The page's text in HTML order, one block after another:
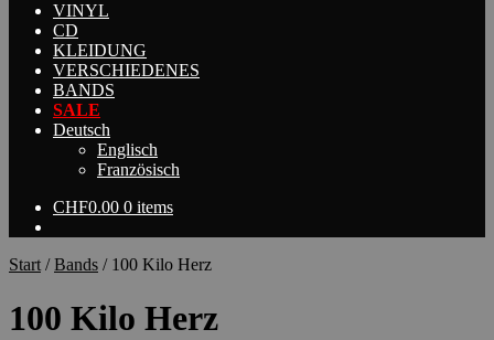
VINYL
CD
KLEIDUNG
VERSCHIEDENES
BANDS
SALE
Deutsch
Englisch
Französisch
CHF0.00 0 items
Start /Bands / 100 Kilo Herz
100 Kilo Herz